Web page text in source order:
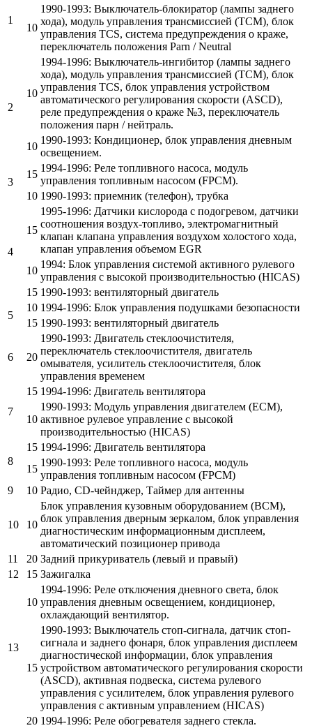
1
10
1990-1993: Выключатель-блокиратор (лампы заднего
хода), модуль управления трансмиссией (TCM), блок
управления TCS, система предупреждения о краже,
переключатель положения Parn / Neutral
2
10
1994-1996: Выключатель-ингибитор (лампы заднего
хода), модуль управления трансмиссией (TCM), блок
управления TCS, блок управления устройством
автоматического регулирования скорости (ASCD),
реле предупреждения о краже №3, переключатель
положения парн / нейтраль.
10
1990-1993: Кондиционер, блок управления дневным
освещением.
3
15
1994-1996: Реле топливного насоса, модуль
управления топливным насосом (FPCM).
10 1990-1993: приемник (телефон), трубка
4
15
1995-1996: Датчики кислорода с подогревом, датчики
соотношения воздух-топливо, электромагнитный
клапан клапана управления воздухом холостого хода,
клапан управления объемом EGR
10
1994: Блок управления системой активного рулевого
управления с высокой производительностью (HICAS)
15 1990-1993: вентиляторный двигатель
5
10 1994-1996: Блок управления подушками безопасности
15 1990-1993: вентиляторный двигатель
6 20
1990-1993: Двигатель стеклоочистителя,
переключатель стеклоочистителя, двигатель
омывателя, усилитель стеклоочистителя, блок
управления временем
7
15 1994-1996: Двигатель вентилятора
10
1990-1993: Модуль управления двигателем (ECM),
активное рулевое управление с высокой
производительностью (HICAS)
8
15 1994-1996: Двигатель вентилятора
15
1990-1993: Реле топливного насоса, модуль
управления топливным насосом (FPCM)
9
10 Радио, CD-чейнджер, Таймер для антенны
10 10
Блок управления кузовным оборудованием (BCM),
блок управления дверным зеркалом, блок управления
диагностическим информационным дисплеем,
автоматический позиционер привода
11
20 Задний прикуриватель (левый и правый)
12
15 Зажигалка
13
10
1994-1996: Реле отключения дневного света, блок
управления дневным освещением, кондиционер,
охлаждающий вентилятор.
15
1990-1993: Выключатель стоп-сигнала, датчик стоп-
сигнала и заднего фонаря, блок управления дисплеем
диагностической информации, блок управления
устройством автоматического регулирования скорости
(ASCD), активная подвеска, система рулевого
управления с усилителем, блок управления рулевого
управления с активным управлением (HICAS)
20 1994-1996: Реле обогревателя заднего стекла.